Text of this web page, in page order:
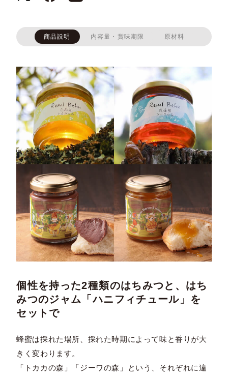
商品説明 内容量・賞味期限 原材料
個性を持った2種類のはちみつと、はち
みつのジャム「ハニフィチュール」を
セットで
蜂蜜は採れた場所、採れた時期によって味と香りが大
きく変わります。
「トカカの森」「ジーワの森」という、それぞれに違